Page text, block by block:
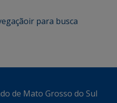
ir para busca
de Mato Grosso do Sul